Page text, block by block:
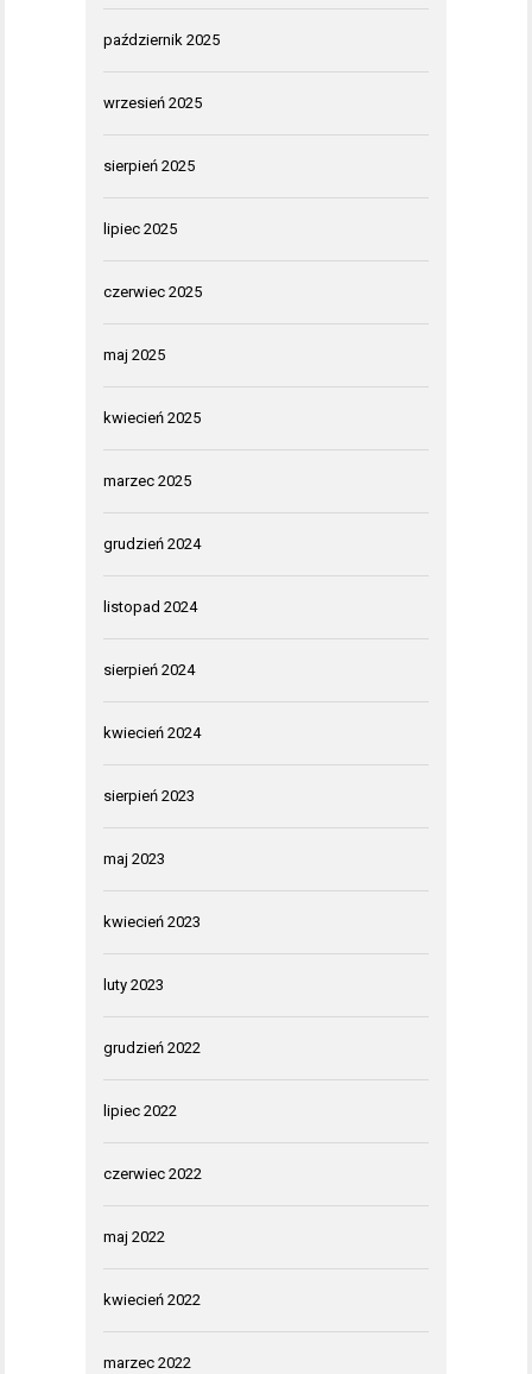
październik 2025
wrzesień 2025
sierpień 2025
lipiec 2025
czerwiec 2025
maj 2025
kwiecień 2025
marzec 2025
grudzień 2024
listopad 2024
sierpień 2024
kwiecień 2024
sierpień 2023
maj 2023
kwiecień 2023
luty 2023
grudzień 2022
lipiec 2022
czerwiec 2022
maj 2022
kwiecień 2022
marzec 2022